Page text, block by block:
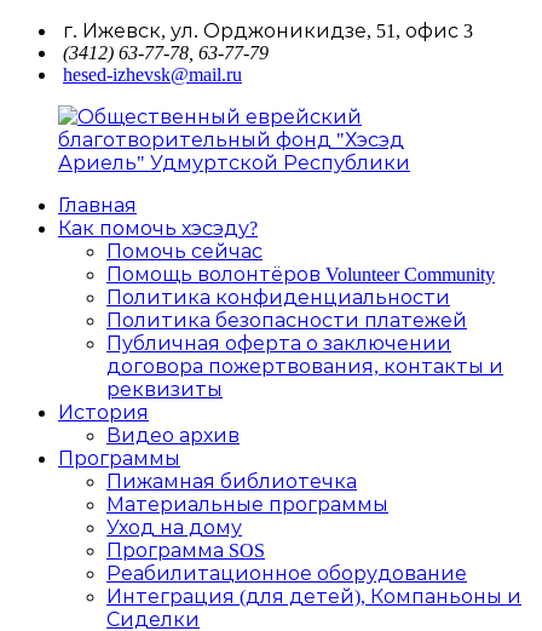
Перейти
содержимому
г. Ижевск, ул. Орджоникидзе, 51, офис 3
(3412) 63-77-78, 63-77-79
hesed-izhevsk@mail.ru
Общественный
еврейский
благотворительный
Ариель"
Удмуртской
Республики
Главная
Как помочь хэсэду?
Помочь сейчас
Помощь волонтёров Volunteer Community
Политика конфиденциальности
Политика безопасности платежей
Публичная оферта о заключении
договора пожертвования, контакты и
реквизиты
История
Видео архив
Программы
Пижамная библиотечка
Материальные программы
Уход на дому
Программа SOS
Реабилитационное оборудование
Интеграция (для детей), Компаньоны и
Сиделки